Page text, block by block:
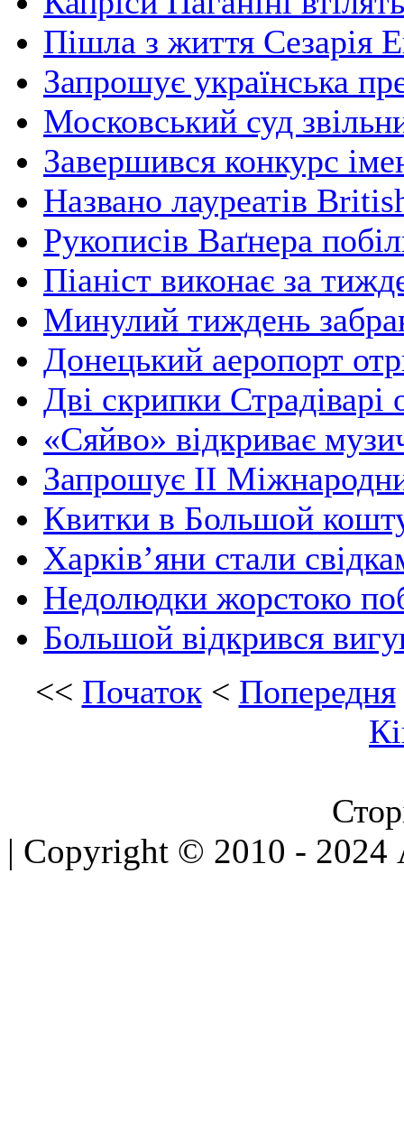
Пішла з життя Сезарія
Запрошує українська
Московський суд
Завершився конкурс
Названо лауреатів
Рукописів Ваґнера
Піаніст виконає за
Минулий тиждень
Донецький аеропорт
Дві скрипки Страдіварі
«Сяйво» відкриває
Запрошує ІІ
Квитки в Большой
Харків’яни стали
Недолюдки жорстоко
Большой відкрився
<< Початок< Попередня
| Copyright © 2010 - 2024